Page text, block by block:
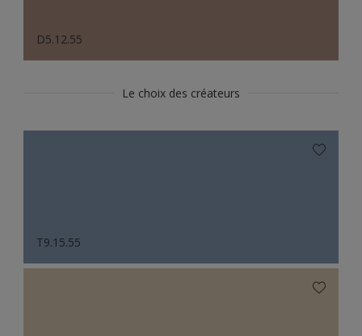
D5.12.55
Le choix des créateurs
T9.15.55